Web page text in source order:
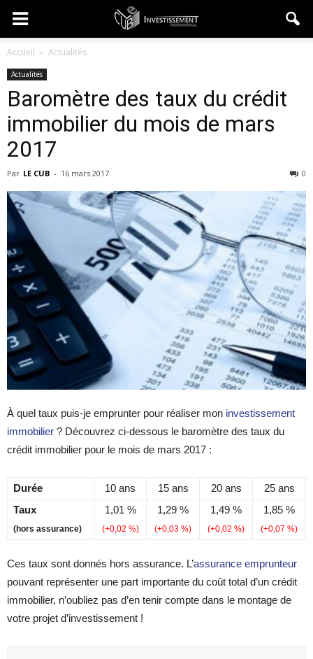
Accueil Actualités
Actualités
Baromètre des taux du crédit
immobilier du mois de mars
2017
Par LE CUB - 16 mars 2017 0
À quel taux puis-je emprunter pour réaliser mon investissement
immobilier ? Découvrez ci-dessous le baromètre des taux du
crédit immobilier pour le mois de mars 2017 :
Durée 10 ans 15 ans 20 ans
25 ans
Taux
(hors assurance)
1,01 %
(+0,02 %)
1,29 %
(+0,03 %)
1,49 %
(+0,02 %)
1,85 %
(+0,07 %)
Ces taux sont donnés hors assurance. L’assurance emprunteur
pouvant représenter une part importante du coût total d’un crédit
immobilier, n’oubliez pas d’en tenir compte dans le montage de
votre projet d’investissement !